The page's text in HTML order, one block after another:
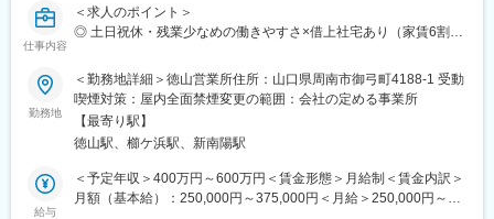
・水処理薬剤、プロセス添加剤、関連ソリューションの提案
・分析データ・運転条件をもとにした技術的な説明、改善提案
・海外（エコラボ／ナルコ）技術資料・事例の理解および提案へ
の活用
※「水処理薬剤を売る」ことがゴールではなく、顧客の操業課題・
改善目標に向き合う営業スタイルです
※業界未経験の方でも、入社後の体系的な教育およびOJTを通じて
業務を習得していただけます！
仕事内容
＜求人のポイント＞
◎ 土日祝休・残業少なめの働きやすさ×借上社宅あり（家賃6割会
◎ 教育・OJTで専門知識を身につけられる
◎ 安定したエコラボグループ基盤×立ち上げ期
■業務内容
石油精製・石油化学プラントを中心とした顧客に対し、水処理お
よび各種プロセスに関わる薬剤・ソリューションの技術営業（ソ
リューション営業）を担当していただきます。
勤務地
＜勤務地詳細＞徳山営業所住所：山口県周南市御弓町4188-1 受動
喫煙対策：屋内全面禁煙変更の範囲：会社の定める事業所
【最寄り駅】
徳山駅、櫛ケ浜駅、新南陽駅
給与
＜予定年収＞400万円～600万円＜賃金形態＞月給制＜賃金内訳＞
月額（基本給）：250,000円～375,000円＜月給＞250,000円～